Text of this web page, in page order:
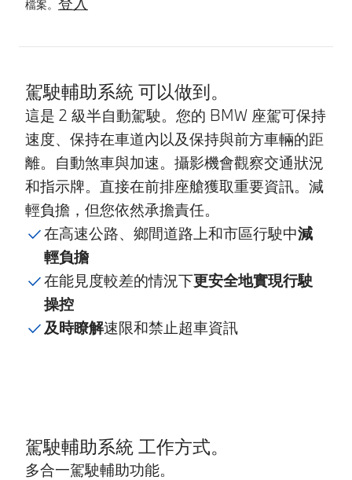
檔案。
駕駛輔助系統 可以做到。
這是 2 級半自動駕駛。您的 BMW 座駕可保持
速度、保持在車道內以及保持與前方車輛的距
離。自動煞車與加速。攝影機會觀察交通狀況
和指示牌。直接在前排座艙獲取重要資訊。減
輕負擔，但您依然承擔責任。
在高速公路、鄉間道路上和市區行駛中減
輕負擔
在能見度較差的情況下更安全地實現行駛
操控
及時瞭解速限和禁止超車資訊
駕駛輔助系統 工作方式。
多合一駕駛輔助功能。